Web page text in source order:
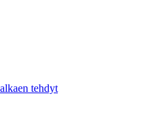
tehdyt